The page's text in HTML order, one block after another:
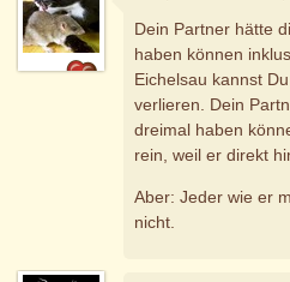
Dein Partner hätte
haben können
Eichelsau kannst
verlieren. Dein
dreimal haben
rein, weil er direkt
Aber: Jeder wie er
nicht.